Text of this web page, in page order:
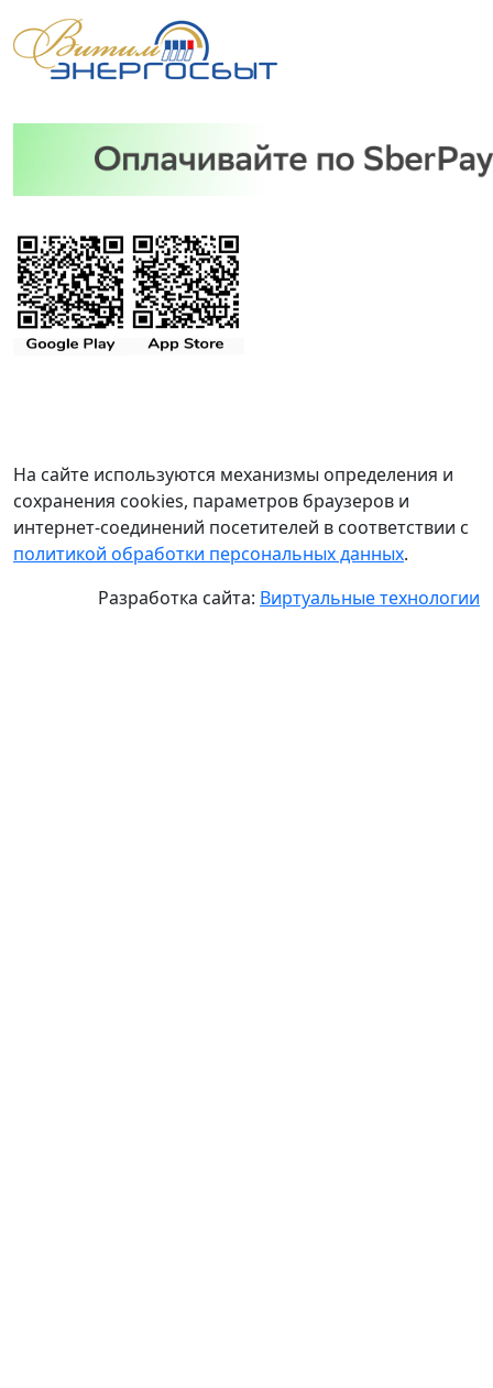
На сайте используются механизмы определения и
сохранения cookies, параметров браузеров и
интернет-соединений посетителей в соответствии с
политикой обработки персональных данных.
Разработка сайта: Виртуальные технологии